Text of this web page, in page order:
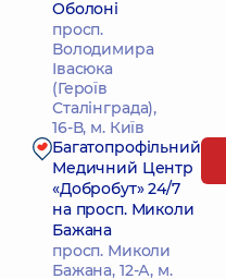
Оболоні
просп.
Володимира
Івасюка
(Героїв
Сталінграда),
16-В, м. Київ
Багатопрофільний
Медичний Центр
«Добробут» 24/7
на просп. Миколи
Бажана
просп. Миколи
Бажана, 12-А, м.